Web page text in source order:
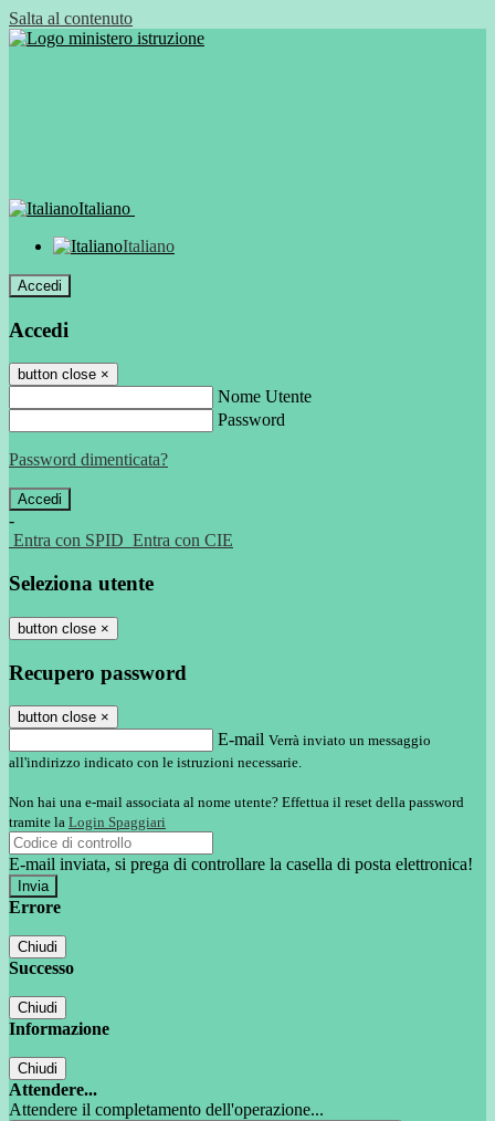
Salta al contenuto
Italiano
Italiano
Accedi
Accedi
button close ×
Nome Utente
Password
Password dimenticata?
-
Entra con SPID Entra con CIE
Seleziona utente
button close ×
Recupero password
button close ×
E-mail Verrà inviato un messaggio
all'indirizzo indicato con le istruzioni necessarie.
Non hai una e-mail associata al nome utente? Effettua il reset della password
tramite la Login Spaggiari
E-mail inviata, si prega di controllare la casella di posta elettronica!
Errore
Chiudi
Successo
Chiudi
Informazione
Chiudi
Attendere...
Attendere il completamento dell'operazione...